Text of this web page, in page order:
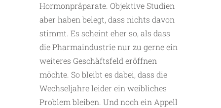
Hormonpräparate. Objektive Studien
aber haben belegt, dass nichts davon
stimmt. Es scheint eher so, als dass
die Pharmaindustrie nur zu gerne ein
weiteres Geschäftsfeld eröffnen
möchte. So bleibt es dabei, dass die
Wechseljahre leider ein weibliches
Problem bleiben. Und noch ein Appell